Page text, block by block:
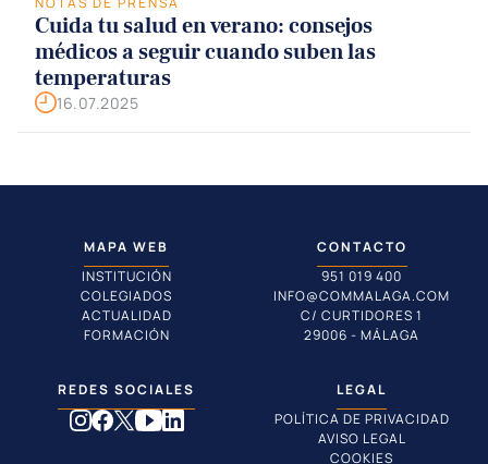
Cuida tu salud en verano: consejos
médicos a seguir cuando suben las
temperaturas
16.07.2025
MAPA WEB
INSTITUCIÓN
COLEGIADOS
ACTUALIDAD
FORMACIÓN
CONTACTO
951 019 400
INFO@COMMALAGA.COM
C/ CURTIDORES 1
29006 - MÁLAGA
REDES SOCIALES
LEGAL
POLÍTICA DE PRIVACIDAD
AVISO LEGAL
COOKIES